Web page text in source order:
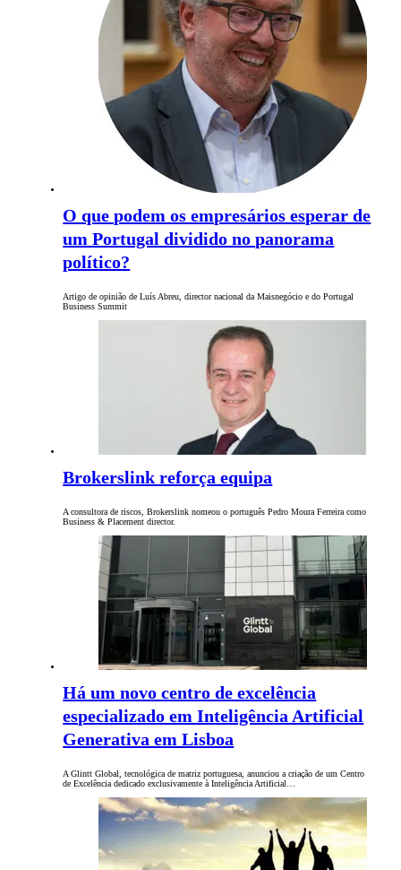
O que podem os empresários esperar de
um Portugal dividido no panorama
político?
Artigo de opinião de Luís Abreu, director nacional da Maisnegócio e do Portugal
Business Summit
Brokerslink reforça equipa
A consultora de riscos, Brokerslink nomeou o português Pedro Moura Ferreira como
Business & Placement director.
Há um novo centro de excelência
especializado em Inteligência Artificial
Generativa em Lisboa
A Glintt Global, tecnológica de matriz portuguesa, anunciou a criação de um Centro
de Excelência dedicado exclusivamente à Inteligência Artificial…